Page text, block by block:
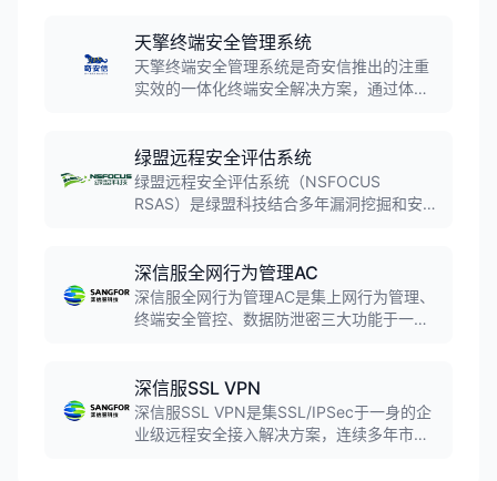
万级并发接入，可与EDR、DLP等安全能力
联动，为企业提供全流程、端到端的安全防
护。
天擎终端安全管理系统
天擎终端安全管理系统是奇安信推出的注重
实效的一体化终端安全解决方案，通过体系
安全、合规地访问数据和业务。产品将政企
办公系统所需的安全、管理功能集合在一个
客户端，大大提高安全管理效率。
绿盟远程安全评估系统
绿盟远程安全评估系统（NSFOCUS
RSAS）是绿盟科技结合多年漏洞挖掘和安全
性风险，提供专业有效的安全分析和修补建
议，贴合安全管理流程对修补效果进行审
计，最大程度减小受攻击面。
深信服全网行为管理AC
深信服全网行为管理AC是集上网行为管理、
终端安全管控、数据防泄密三大功能于一体
管控、流量管理、行为审计等功能，可按需
订阅办公防泄密、上网安全保护等云端安全
能力。
深信服SSL VPN
深信服SSL VPN是集SSL/IPSec于一身的企
业级远程安全接入解决方案，连续多年市场